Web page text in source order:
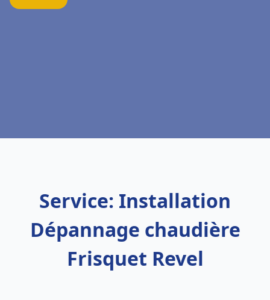
Service: Installation
Dépannage chaudière
Frisquet Revel